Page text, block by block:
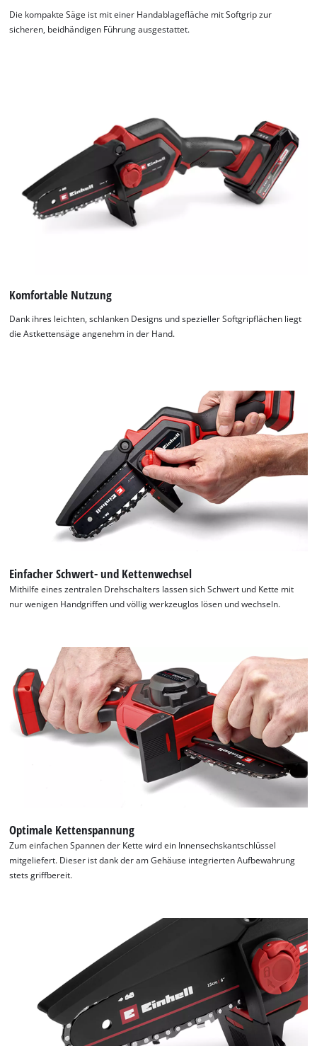
Wir benötigen deine Zustimmung, um
Google Maps laden zu können!
This content is not permitted to load due
to trackers that are not disclosed to the
Die kompakte Säge ist mit einer Handablagefläche mit Softgrip zur
sicheren, beidhändigen Führung ausgestattet.
Komfortable Nutzung
Dank ihres leichten, schlanken Designs und spezieller Softgripflächen liegt
die Astkettensäge angenehm in der Hand.
Einfacher Schwert- und Kettenwechsel
Mithilfe eines zentralen Drehschalters lassen sich Schwert und Kette mit
nur wenigen Handgriffen und völlig werkzeuglos lösen und wechseln.
Optimale Kettenspannung
Zum einfachen Spannen der Kette wird ein Innensechskantschlüssel
mitgeliefert. Dieser ist dank der am Gehäuse integrierten Aufbewahrung
stets griffbereit.